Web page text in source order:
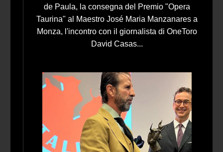
de Paula, la consegna del Premio "Opera
Taurina" al Maestro José Maria Manzanares a
Monza, l'incontro con il giornalista di OneToro
David Casas...